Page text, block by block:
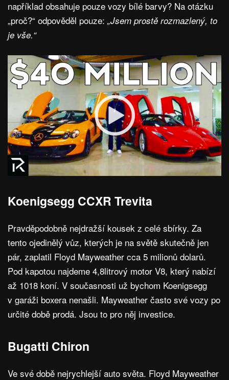
například obsahuje pouze vozy bílé barvy? Na otázku
„proč?“ odpověděl pouze: „Jsem prostě rozmazlený, to
je vše.“
Koenigsegg CCXR Trevita
Pravděpodobně nejdražší kousek z celé sbírky. Za
tento ojedinělý vůz, kterých je na světě skutečně jen
pár, zaplatil Floyd Mayweather cca 5 milionů dolarů.
Pod kapotou najdeme 4,8litrový motor V8, který nabízí
až 1018 koní. V současnosti už bychom Koenigsegg
v garáži boxera nenašli. Mayweather často své vozy po
určité době prodá. Jsou to pro něj investice.
Bugatti Chiron
Ve své době nejrychlejší auto světa. Floyd Mayweather